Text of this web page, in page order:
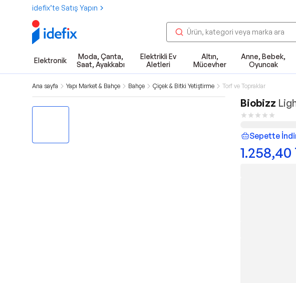
idefix’te Satış Yapın
Elektronik
Moda, Çanta,
Saat, Ayakkabı
Elektrikli Ev
Aletleri
Altın,
Mücevher
Anne, Bebek,
Oyuncak
Ana sayfa Yapı Market & Bahçe Bahçe Çiçek & Bitki Yetiştirme Torf ve Topraklar
Biobizz
Sepette
1.258,40